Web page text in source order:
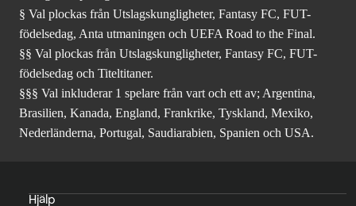
§ Val plockas från Utslagskungligheter, Fantasy FC, FUT-
födelsedag, Anta utmaningen och UEFA Road to the Final.
§§ Val plockas från Utslagskungligheter, Fantasy FC, FUT-
födelsedag och Titeltitaner.
§§§ Val inkluderar 1 spelare från vart och ett av; Argentina,
Brasilien, Kanada, England, Frankrike, Tyskland, Mexiko,
Nederländerna, Portugal, Saudiarabien, Spanien och USA.
Hjälp